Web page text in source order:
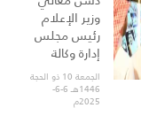
وزير الإعلام
رئيس مجلس
إدارة وكالة
الأنباء
السعودية
الأستاذ
الجمعة 10 ذو الحجة
1446هـ 6-6-
2025م